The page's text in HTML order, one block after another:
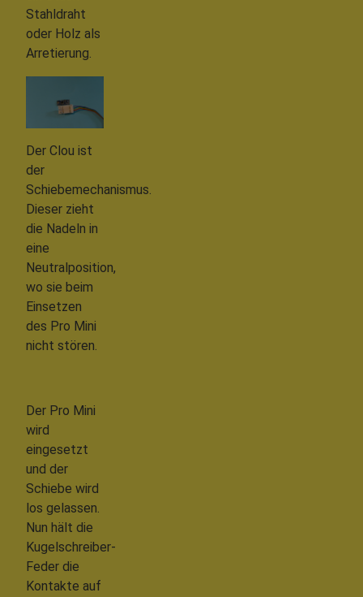
Stahldraht
oder Holz als
Arretierung.
Der Clou ist
der
Schiebemechanismus.
Dieser zieht
die Nadeln in
eine
Neutralposition,
wo sie beim
Einsetzen
des Pro Mini
nicht stören.
Der Pro Mini
wird
eingesetzt
und der
Schiebe wird
los gelassen.
Nun hält die
Kugelschreiber-
Feder die
Kontakte auf